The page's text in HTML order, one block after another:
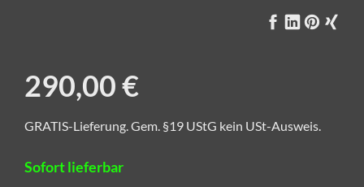
290,00 €
GRATIS-Lieferung. Gem. §19 UStG kein USt-Ausweis.
Sofort lieferbar